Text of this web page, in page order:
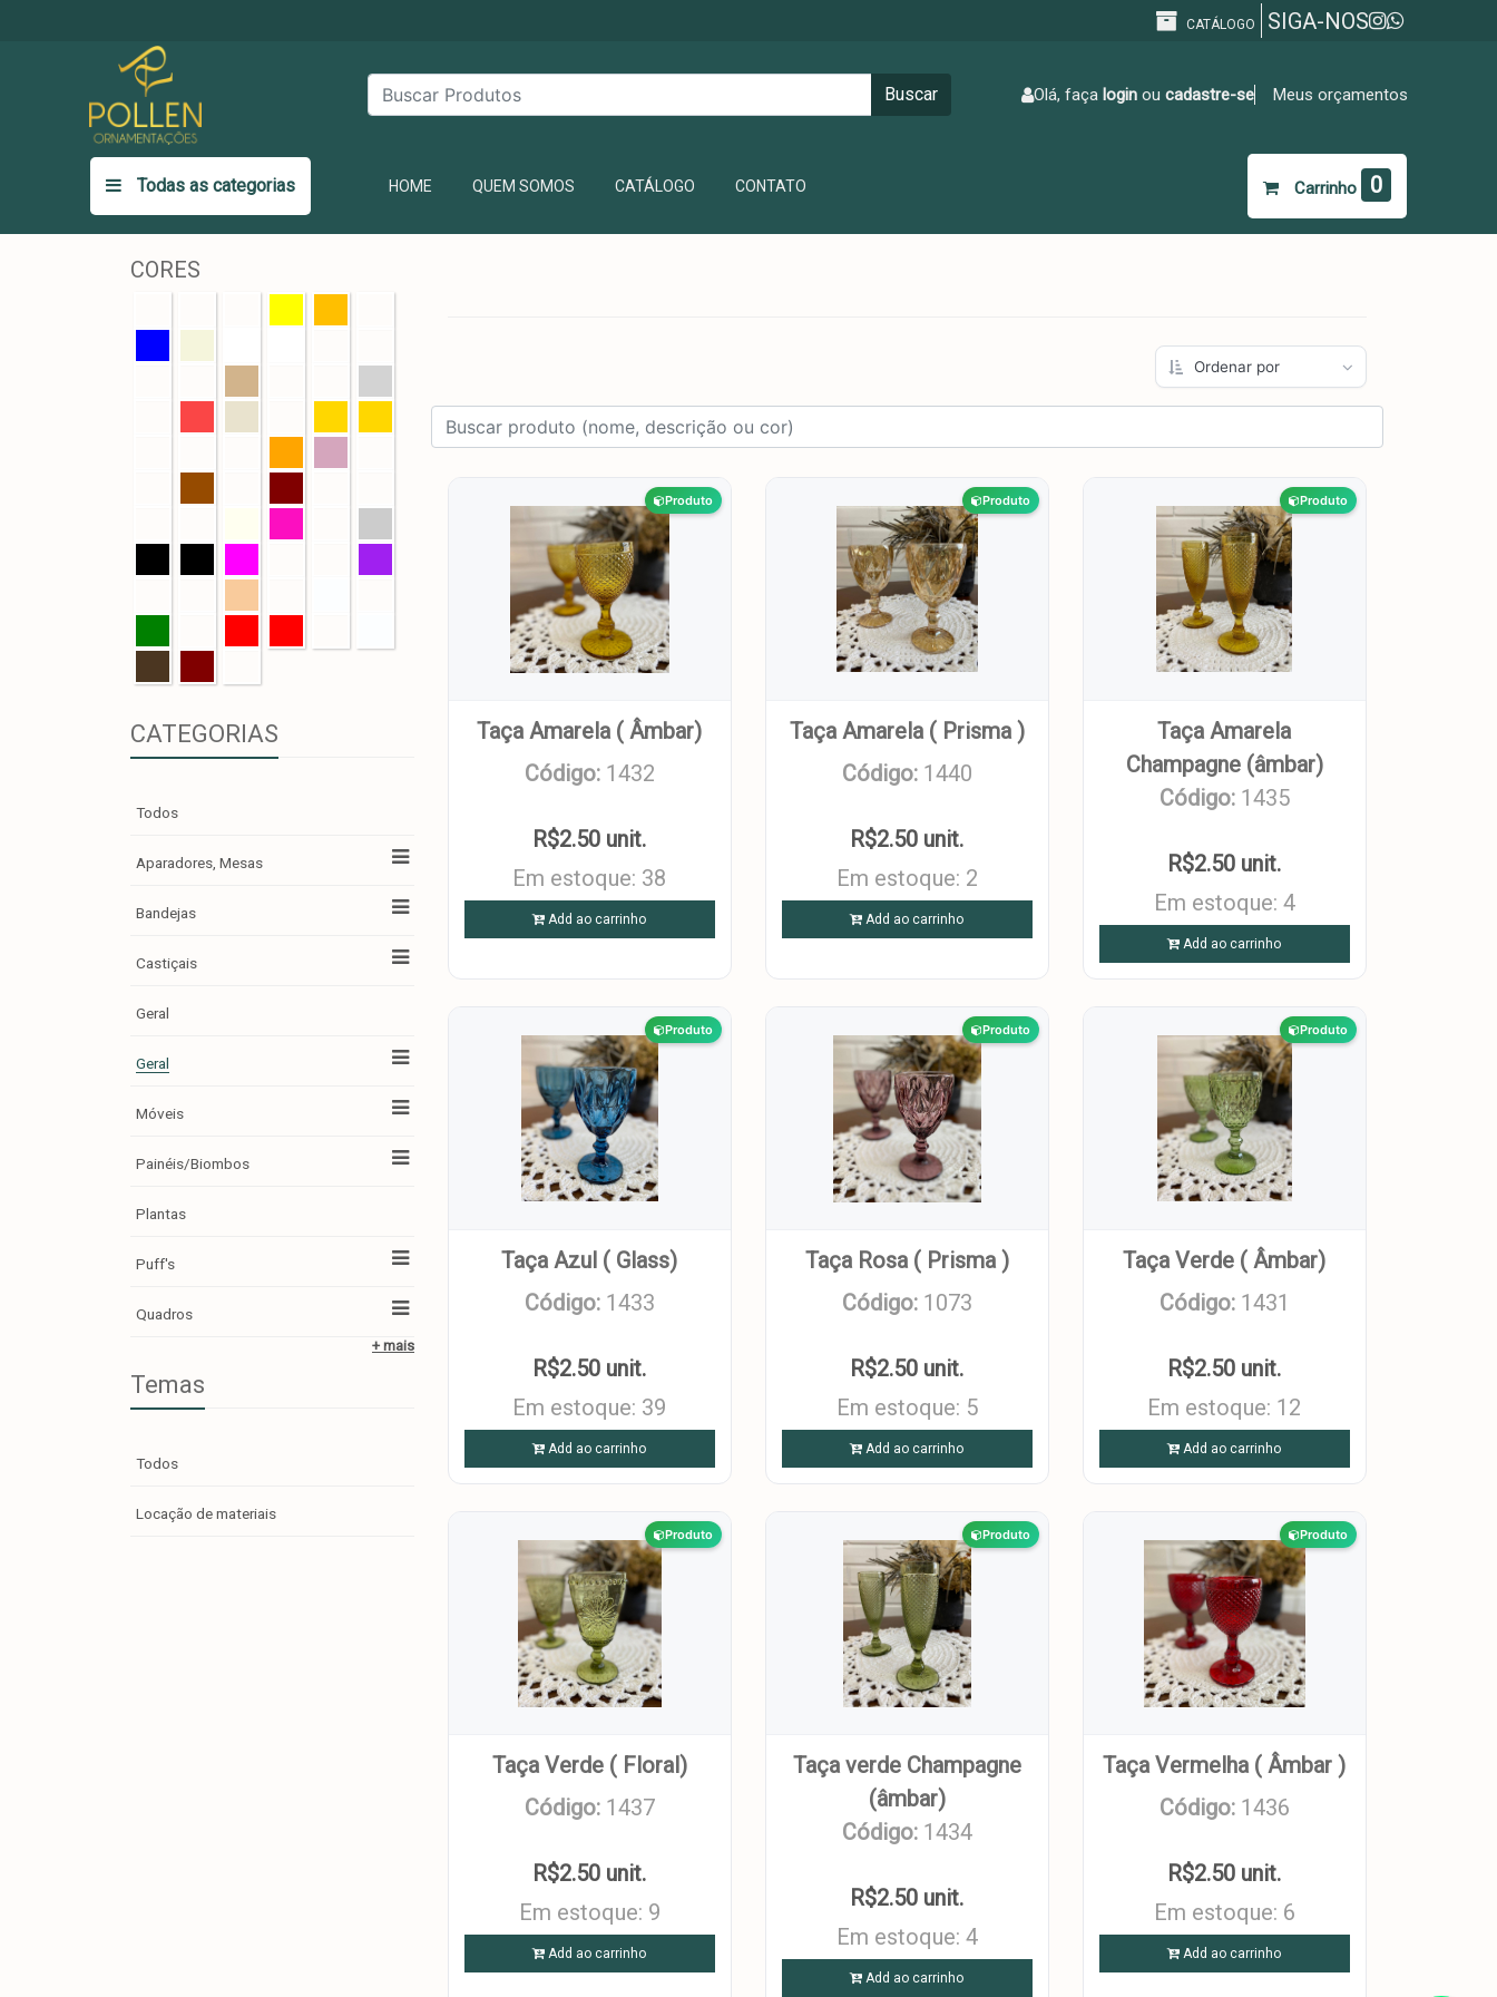
CATÁLOGO SIGA-NOS
Buscar Olá, faça login ou cadastre-se Meus orçamentos
Todas as categorias HOME (CURRENT)
QUEM SOMOS CATÁLOGO CONTATO Carrinho 0
CORES
CATEGORIAS
Todos
Aparadores, Mesas
Bandejas
Castiçais
Geral
Geral
Móveis
Painéis/Biombos
Plantas
Puff's
Quadros
+ mais
Temas
Todos
Locação de materiais
Produto
Taça Amarela ( Âmbar)
Código: 1432
R$2.50 unit.
Em estoque: 38
Add ao carrinho
Produto
Taça Amarela ( Prisma )
Código: 1440
R$2.50 unit.
Em estoque: 2
Add ao carrinho
Produto
Taça Amarela
Champagne (âmbar)
Código: 1435
R$2.50 unit.
Em estoque: 4
Add ao carrinho
Produto
Taça Azul ( Glass)
Código: 1433
R$2.50 unit.
Em estoque: 39
Add ao carrinho
Produto
Taça Rosa ( Prisma )
Código: 1073
R$2.50 unit.
Em estoque: 5
Add ao carrinho
Produto
Taça Verde ( Âmbar)
Código: 1431
R$2.50 unit.
Em estoque: 12
Add ao carrinho
Produto
Taça Verde ( Floral)
Código: 1437
R$2.50 unit.
Em estoque: 9
Add ao carrinho
Produto
Taça verde Champagne
(âmbar)
Código: 1434
R$2.50 unit.
Em estoque: 4
Add ao carrinho
Produto
Taça Vermelha ( Âmbar )
Código: 1436
R$2.50 unit.
Em estoque: 6
Add ao carrinho